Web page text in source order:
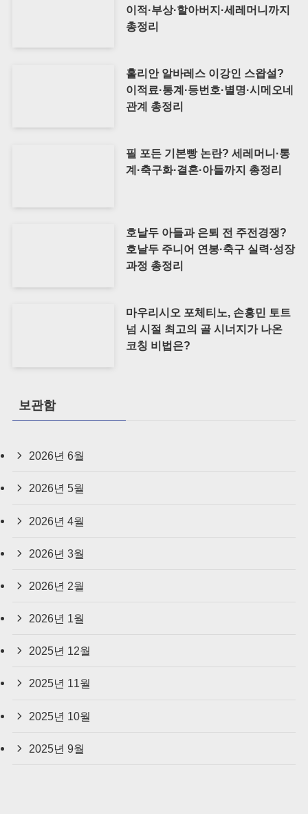
이적·부상·할아버지·세레머니까지
총정리
훌리안 알바레스 이강인 스왑설?
이적료·통계·등번호·별명·시메오네
관계 총정리
필 포든 기본빵 논란? 세레머니·통
계·축구화·결혼·아들까지 총정리
호날두 아들과 은퇴 전 주전경쟁?
호날두 주니어 연봉·축구 실력·성장
과정 총정리
마우리시오 포체티노, 손흥민 토트
넘 시절 최고의 골 시너지가 나온
코칭 비법은?
보관함
2026년 6월
2026년 5월
2026년 4월
2026년 3월
2026년 2월
2026년 1월
2025년 12월
2025년 11월
2025년 10월
2025년 9월